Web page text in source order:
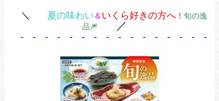
＼ 夏の味わい ＆ いくら好きの方へ！ 旬の逸
品🎆
／
- - - - - - - - - - - - - - - -